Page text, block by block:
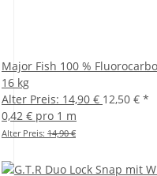
Major Fish 100 %
16 kg
Alter Preis: 14,90 € 12,50 € *
0,42 € pro 1 m
Alter Preis: 14,90 €